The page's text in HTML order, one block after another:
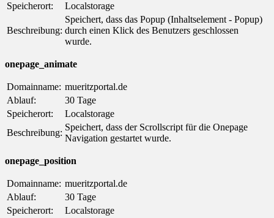
Speicherort:
Localstorage
Beschreibung:
Speichert, dass das Popup (Inhaltselement - Popup)
durch einen Klick des Benutzers geschlossen
wurde.
onepage_animate
Domainname: mueritzportal.de
Ablauf:
30 Tage
Speicherort:
Localstorage
Beschreibung:
Speichert, dass der Scrollscript für die Onepage
Navigation gestartet wurde.
onepage_position
Domainname: mueritzportal.de
Ablauf:
30 Tage
Speicherort:
Localstorage